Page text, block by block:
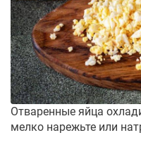
Отваренные яйца
мелко нарежьте или